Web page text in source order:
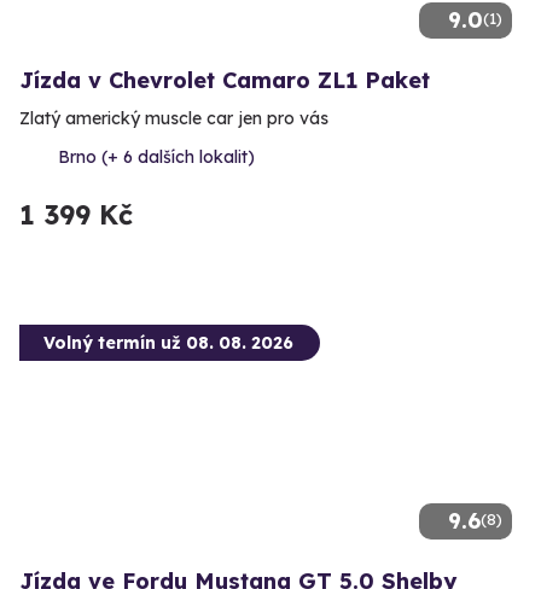
9.0(1)
Jízda v Chevrolet Camaro ZL1 Paket
Zlatý americký muscle car jen pro vás
Brno (+ 6 dalších lokalit)
1 399 Kč
9.6(8)
Volný termín už 08. 08. 2026
Jízda ve Fordu Mustang GT 5.0 Shelby